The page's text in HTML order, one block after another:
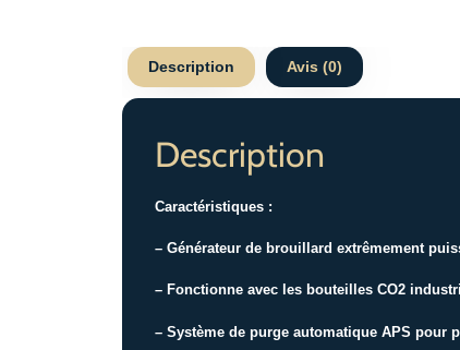
Description Avis (0)
Description
Caractéristiques :
– Générateur de brouillard extrêmement
– Fonctionne avec les bouteilles CO2
– Système de purge automatique APS pour